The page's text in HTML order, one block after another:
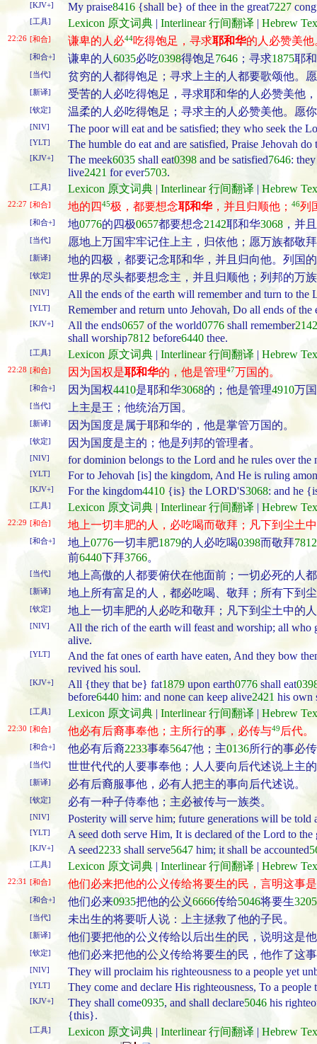
[KJV+] My praise8416 {shall be} of thee in the great7227
[工具] Lexicon 原文词典 | Interlinear 行间翻译 | Hebrew
22:26 [和合] 谦卑的人必44吃得饱足，寻求耶和华的人必赞美
[和合+] 谦卑的人 6035必吃0398得饱足7646 ；寻求1875耶
[当代] 贫穷的人都得饱足；寻求上主的人都要歌颂他。
[新译] 受苦的人必吃得饱足，寻求耶和华的人必赞美他
[钦定] 温柔的人必吃得饱足；寻求主的人必赞美他。愿
[NIV] The poor will eat and be satisfied; they who seek the
[YLT] The humble do eat and are satisfied, Praise Jehovah
[KJV+] The meek6035 shall eat0398 and be satisfied7646:
live2421 for ever5703.
[工具] Lexicon 原文词典 | Interlinear 行间翻译 | Hebrew
22:27 [和合] 地的四45极，都要想念耶和华，并且归顺他； 46列
[和合+] 地0776的四极0657都要想念2142耶和华3068 ，并
[当代] 愿地上万国牢牢记住上主，归依他；愿万族都敬
[新译] 地的四极，都要记念耶和华，并且归向他。列国
[钦定] 世界的尽头都要想念主，并且归顺他；列邦的万
[NIV] All the ends of the earth will remember and turn to
[YLT] Remember and return unto Jehovah, Do all ends of
[KJV+] All the ends0657 of the world0776 shall remember2142
shall worship7812 before6440 thee.
[工具] Lexicon 原文词典 | Interlinear 行间翻译 | Hebrew
22:28 [和合] 因为国权是耶和华的，他是管理47万国的。
[和合+] 因为国权4410是耶和华3068的；他是管理4910万国
[当代] 上主是王；他统治万国。
[新译] 因为国度是属于耶和华的，他是掌管万国的。
[钦定] 因为国度是主的；他是列邦的管理者。
[NIV] for dominion belongs to the Lord and he rules over the
[YLT] For to Jehovah [is] the kingdom, And He is ruling
[KJV+] For the kingdom4410 {is} the LORD'S3068: and he
[工具] Lexicon 原文词典 | Interlinear 行间翻译 | Hebrew
22:29 [和合] 地上一切丰肥的人，必吃喝而敬拜；凡下到尘土
[和合+] 地上0776一切丰肥1879的人必吃喝0398而敬拜7812
前6440下拜3766。
[当代] 地上高傲的人都要俯伏在他面前；一切必死的人
[新译] 地上所有富足的人，都必吃喝、敬拜；所有下到
[钦定] 地上一切丰肥的人必吃和敬拜；凡下到尘土中的
[NIV]
All the rich of the earth will feast and worship; all who
alive.
[YLT]
And the fat ones of earth have eaten, And they bow
revived his soul.
[KJV+] All {they that be} fat1879 upon earth0776 shall eat
before6440 him: and none can keep alive2421 his own
[工具] Lexicon 原文词典 | Interlinear 行间翻译 | Hebrew
22:30 [和合] 他必有后裔事奉他；主所行的事，必传与49 后代。
[和合+] 他必有后裔2233事奉5647他；主0136所行的事必
[当代] 世世代代的人要事奉他；人人要向后代述说上主
[新译] 必有后裔服事他，必有人把主的事向后代述说。
[钦定] 必有一种子侍奉他；主必被传与一族类。
[NIV] Posterity will serve him; future generations will be told
[YLT] A seed doth serve Him, It is declared of the Lord to the
[KJV+] A seed2233 shall serve5647 him; it shall be accounted
[工具] Lexicon 原文词典 | Interlinear 行间翻译 | Hebrew
22:31 [和合] 他们必来把他的公义传给将要生的民，言明这事
[和合+] 他们必来0935把他的公义6666传给5046将要生3205
[当代] 未出生的将要听人说：上主拯救了他的子民。
[新译] 他们要把他的公义传给以后出生的民，说明这是
[钦定] 他们必来把他的公义传给将要生的民，他作了这
[NIV] They will proclaim his righteousness to a people yet
[YLT] They come and declare His righteousness, To a
[KJV+] They shall come0935, and shall declare5046 his
{this}.
[工具] Lexicon 原文词典 | Interlinear 行间翻译 | Hebrew